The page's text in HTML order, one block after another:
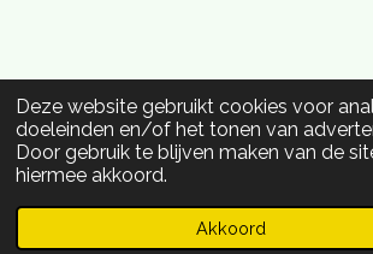
Deze website gebruikt cookies voor
doeleinden en/of het tonen van
Door gebruik te blijven maken van de
hiermee akkoord.
Akkoord